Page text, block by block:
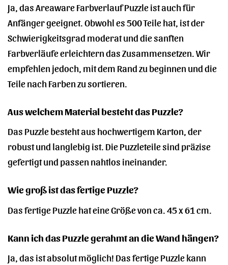
Ja, das Areaware Farbverlauf Puzzle ist auch für
Anfänger geeignet. Obwohl es 500 Teile hat, ist der
Schwierigkeitsgrad moderat und die sanften
Farbverläufe erleichtern das Zusammensetzen. Wir
empfehlen jedoch, mit dem Rand zu beginnen und die
Teile nach Farben zu sortieren.
Aus welchem Material besteht das Puzzle?
Das Puzzle besteht aus hochwertigem Karton, der
robust und langlebig ist. Die Puzzleteile sind präzise
gefertigt und passen nahtlos ineinander.
Wie groß ist das fertige Puzzle?
Das fertige Puzzle hat eine Größe von ca. 45 x 61 cm.
Kann ich das Puzzle gerahmt an die Wand hängen?
Ja, das ist absolut möglich! Das fertige Puzzle kann